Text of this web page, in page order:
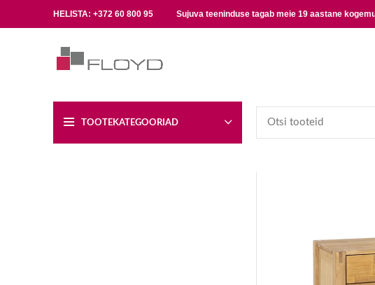
HELISTA: +372 60 800 95 Sujuva teeninduse tagab meie 19 aastane
TOOTEKATEGOORIAD